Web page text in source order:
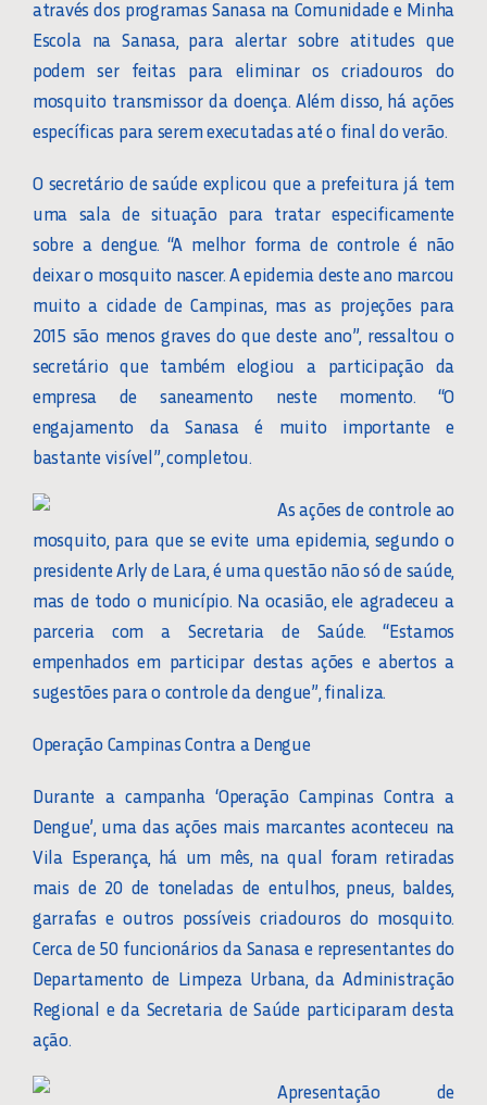
através dos programas Sanasa na Comunidade e Minha
Escola na Sanasa, para alertar sobre atitudes que
podem ser feitas para eliminar os criadouros do
mosquito transmissor da doença. Além disso, há ações
específicas para serem executadas até o final do verão.
O secretário de saúde explicou que a prefeitura já tem
uma sala de situação para tratar especificamente
sobre a dengue. “A melhor forma de controle é não
deixar o mosquito nascer. A epidemia deste ano marcou
muito a cidade de Campinas, mas as projeções para
2015 são menos graves do que deste ano”, ressaltou o
secretário que também elogiou a participação da
empresa de saneamento neste momento. “O
engajamento da Sanasa é muito importante e
bastante visível”, completou.
As ações de controle ao
mosquito, para que se evite uma epidemia, segundo o
presidente Arly de Lara, é uma questão não só de saúde,
mas de todo o município. Na ocasião, ele agradeceu a
parceria com a Secretaria de Saúde. “Estamos
empenhados em participar destas ações e abertos a
sugestões para o controle da dengue”, finaliza.
Operação Campinas Contra a Dengue
Durante a campanha ‘Operação Campinas Contra a
Dengue’, uma das ações mais marcantes aconteceu na
Vila Esperança, há um mês, na qual foram retiradas
mais de 20 de toneladas de entulhos, pneus, baldes,
garrafas e outros possíveis criadouros do mosquito.
Cerca de 50 funcionários da Sanasa e representantes do
Departamento de Limpeza Urbana, da Administração
Regional e da Secretaria de Saúde participaram desta
ação.
Apresentação de